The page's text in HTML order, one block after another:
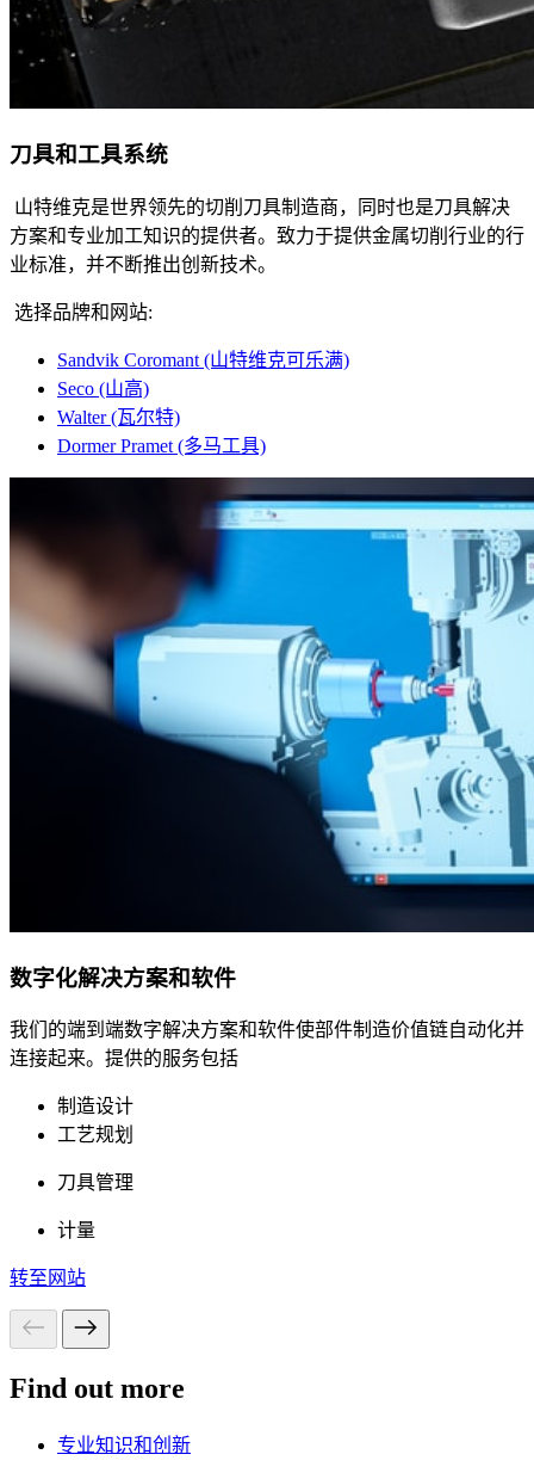
刀具和工具系统
山特维克是世界领先的切削刀具制造商，同时也是刀具解决
方案和专业加工知识的提供者。致力于提供金属切削行业的行
业标准，并不断推出创新技术。
选择品牌和网站:
Sandvik Coromant (山特维克可乐满)
Seco (山高)
Walter (瓦尔特)
Dormer Pramet (多马工具)
数字化解决方案和软件
我们的端到端数字解决方案和软件使部件制造价值链自动化并
连接起来。提供的服务包括
制造设计
工艺规划
刀具管理
计量
转至网站
Find out more
专业知识和创新